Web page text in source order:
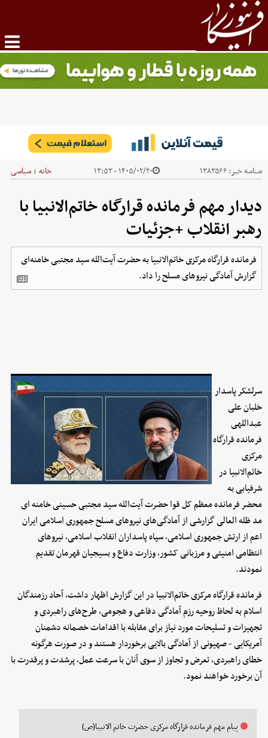
شناسه خبر:۱۳۸۳۵۶۶ ۱۴۰۵/۰۲/۲۰ - ۱۳:۵۳ خانه | سیاسی
دیدار مهم فرمانده قرارگاه خاتم‌الانبیا با
رهبر انقلاب +جزئیات
فرمانده قرارگاه مرکزی خاتم‌الانبیا به حضرت آیت‌الله سید مجتبی خامنه‌ای
گزارش آمادگی نیروهای مسلح را داد.
سرلشکر پاسدار
خلبان علی
عبداللهی
فرمانده قرارگاه
مرکزی
خاتم‌الانبیا در
شرفیابی به
محضر فرمانده معظم کل قوا حضرت آیت‌الله سید مجتبی حسینی خامنه ای
مد ظله العالی گزارشی از آمادگی‌های نیروهای مسلح جمهوری اسلامی ایران
اعم از ارتش جمهوری اسلامی، سپاه پاسداران انقلاب اسلامی، نیروهای
انتظامی امنیتی و مرزبانی کشور، وزارت دفاع و بسیجیان قهرمان تقدیم
نمودند.
فرمانده قرارگاه مرکزی خاتم‌الانبیا در این گزارش اظهار داشت، آحاد رزمندگان
اسلام به لحاظ روحیه رزم آمادگی دفاعی و هجومی، طرح‌های راهبردی و
تجهیزات و تسلیحات مورد نیاز برای مقابله با اقدامات خصمانه دشمنان
آمریکایی - صهیونی از آمادگی بالایی برخوردار هستند و در صورت هرگونه
خطای راهبردی، تعرض و تجاوز از سوی آنان با سرعت عمل، پرشدت و پرقدرت با
آن برخورد خواهند نمود.
پیام مهم فرمانده قرارگاه مرکزی حضرت خاتم الانبیا(ص)